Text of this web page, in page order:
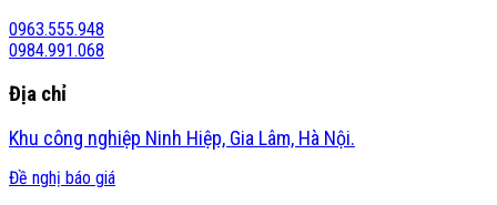
0963.555.948
0984.991.068
Địa chỉ
Khu công nghiệp Ninh Hiệp, Gia Lâm, Hà Nội.
Đề nghị báo giá